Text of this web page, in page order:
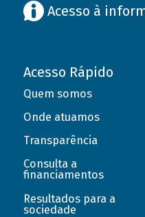
Acesso à
Acesso Rápido
Quem somos
Onde atuamos
Transparência
Consulta a
financiamentos
Resultados para a
sociedade